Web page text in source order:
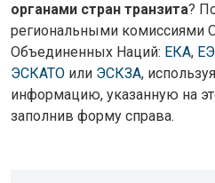
органами стран транзита?
региональными комиссиями
Объединенных Наций: ЕКА,
ЭСКАТО или ЭСКЗА,
информацию, указанную на
заполнив форму справа.